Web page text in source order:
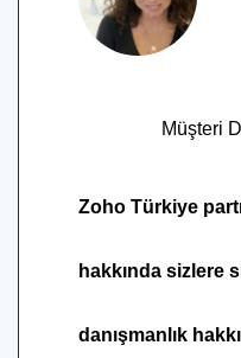
Müşteri
Zoho Türkiye
hakkında sizlere
danışmanlık